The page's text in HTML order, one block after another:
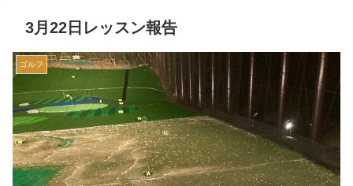
3月22日レッスン報告
ゴルフ